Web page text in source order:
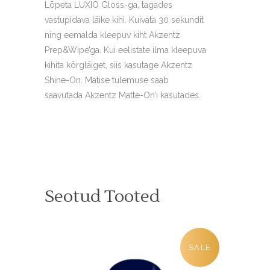
Lõpeta LUXIO Gloss-ga, tagades
vastupidava läike kihi. Kuivata 30 sekundit
ning eemalda kleepuv kiht Akzentz
Prep&Wipe’ga. Kui eelistate ilma kleepuva
kihita kõrgläiget, siis kasutage Akzentz
Shine-On. Matise tulemuse saab
saavutada Akzentz Matte-On’i kasutades.
Seotud Tooted
SALE